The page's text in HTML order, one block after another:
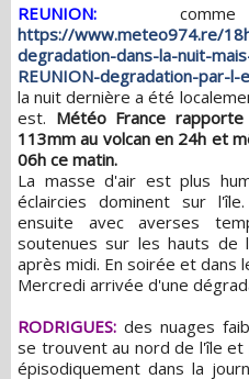
REUNION:
https://www.meteo974.re/
degradation-dans-la-nuit-
REUNION-degradation-par-
la nuit dernière a été
est. Météo France
113mm au volcan en 24h et
06h ce matin.
La masse d'air est plus
éclaircies dominent sur
ensuite avec averses
soutenues sur les hauts
après midi. En soirée et dans
Mercredi arrivée d'une
RODRIGUES: des nuages
se trouvent au nord de l'île
épisodiquement dans la